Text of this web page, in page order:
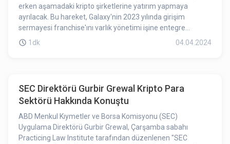
erken aşamadaki kripto şirketlerine yatırım yapmaya
ayrılacak. Bu hareket, Galaxy'nin 2023 yılında girişim
sermayesi franchise'ını varlık yönetimi işine entegre
etmesinden sonra geliyor. Galaxy Ventures Fund I, LP adlı
odaklanacak.
1dk 04.04.2024
SEC Direktörü Gurbir Grewal Kripto Para
Sektörü Hakkında Konuştu
ABD Menkul Kıymetler ve Borsa Komisyonu (SEC)
Uygulama Direktörü Gurbir Grewal, Çarşamba sabahı
Practicing Law Institute tarafından düzenlenen "SEC